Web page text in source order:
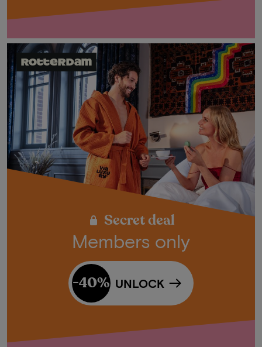
Rotterdam
Secret deal
Members only
UNLOCK
-40%